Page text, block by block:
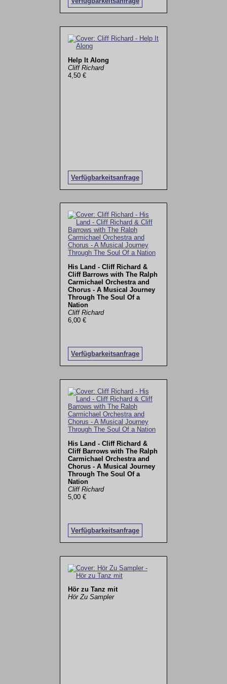
Help It Along
Cliff Richard
4,50 €
Verfügbarkeitsanfrage
His Land - Cliff Richard &
Cliff Barrows with The Ralph
Carmichael Orchestra and
Chorus - A Musical Journey
Through The Soul Of a
Nation
Cliff Richard
6,00 €
Verfügbarkeitsanfrage
His Land - Cliff Richard &
Cliff Barrows with The Ralph
Carmichael Orchestra and
Chorus - A Musical Journey
Through The Soul Of a
Nation
Cliff Richard
5,00 €
Verfügbarkeitsanfrage
Hör zu Tanz mit
Hör Zu Sampler